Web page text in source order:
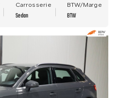
Carrosserie
Sedan
BTW/Marge
BTW